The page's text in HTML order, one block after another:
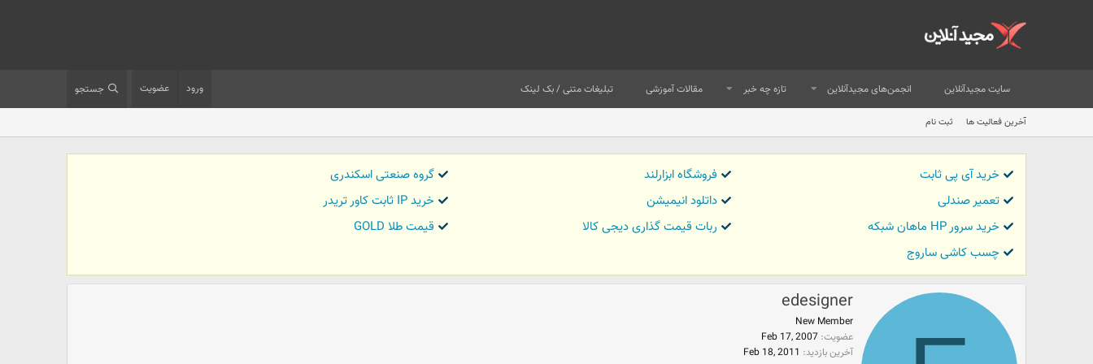
سایت مجیدآنلاین انجمن‌های مجیدآنلاین تازه چه خبر مقالات آموزشی تبلیغات متنی / بک لینک ورود عضویت جستجو
آخرین فعالیت ها ثبت نام
خرید آی پی ثابت فروشگاه ابزارلند
گروه صنعتی اسکندری
تعمیر صندلی
داتلود انیمیشن
خرید IP ثابت کاور تریدر
خرید سرور HP ماهان شبکه
ربات قیمت گذاری دیجی کالا
قیمت طلا GOLD
چسب کاشی ساروج
edesigner
New Member
عضویت Feb 17, 2007
آخرین بازدید Feb 18, 2011